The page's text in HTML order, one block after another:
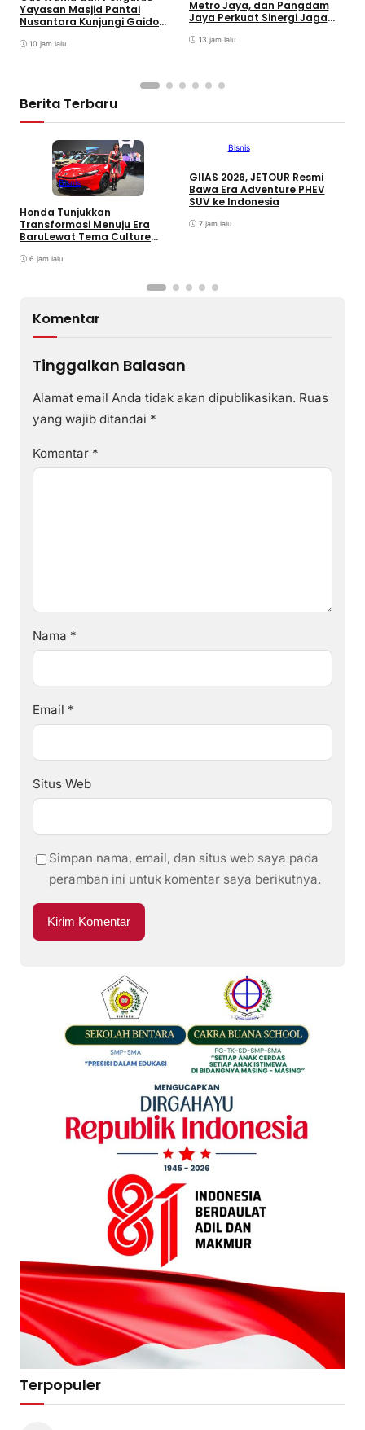
Yayasan Masjid Pantai
Nusantara Kunjungi Gaido
Pengembangan Ekonomi
10 jam lalu
Metro Jaya, dan Pangdam
Jaya Perkuat Sinergi Jaga
13 jam lalu
Berita Terbaru
Bisnis
Honda Tunjukkan
Transformasi Menuju Era
BaruLewat Tema Culture
6 jam lalu
Bisnis
GIIAS 2026, JETOUR Resmi
Bawa Era Adventure PHEV
SUV ke Indonesia
7 jam lalu
Komentar
Tinggalkan Balasan
Alamat email Anda tidak akan dipublikasikan. Ruas
yang wajib ditandai *
Komentar *
Nama *
Email *
Situs Web
Simpan nama, email, dan situs web saya pada
peramban ini untuk komentar saya berikutnya.
Terpopuler